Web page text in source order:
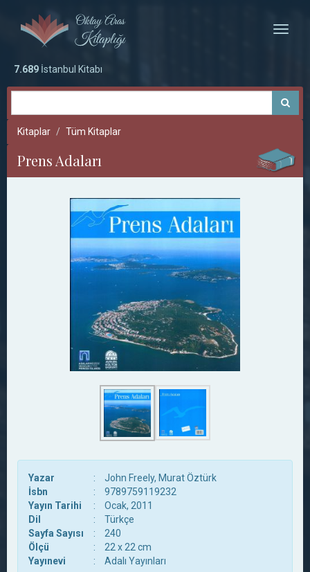
Toggle
7.689 İstanbul Kitabı
Kitaplar Tüm Kitaplar
Prens Adaları
Yazar :
John Freely, Murat Öztürk
İsbn
:
9789759119232
Yayın Tarihi
:
Ocak, 2011
Dil
:
Türkçe
Sayfa Sayısı
:
240
Ölçü
:
22 x 22 cm
Yayınevi
: Adalı Yayınları